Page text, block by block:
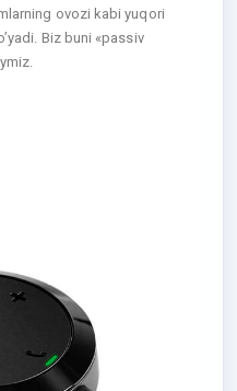
ovozi kabi yuqori
Biz buni «passiv